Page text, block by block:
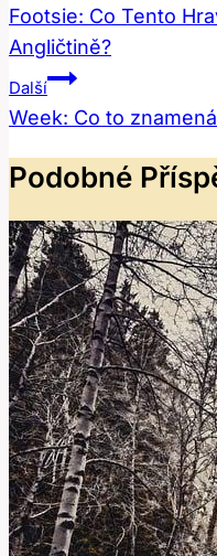
Pro
Příspěvek
Footsie: Co Tento
Angličtině?
Další
Week: Co to
Podobné